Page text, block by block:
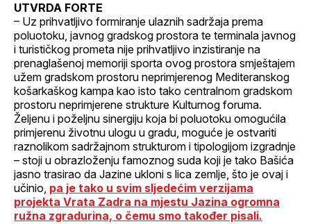
UTVRDA FORTE
– Uz prihvatljivo formiranje ulaznih sadržaja prema
poluotoku, javnog gradskog prostora te terminala javnog
i turističkog prometa nije prihvatljivo inzistiranje na
prenaglašenoj memoriji sporta ovog prostora smještajem
užem gradskom prostoru neprimjerenog Mediteranskog
košarkaškog kampa kao isto tako centralnom gradskom
prostoru neprimjerene strukture Kulturnog foruma.
Željenu i poželjnu sinergiju koja bi poluotoku omogućila
primjerenu životnu ulogu u gradu, moguće je ostvariti
raznolikom sadržajnom strukturom i tipologijom izgradnje
– stoji u obrazloženju famoznog suda koji je tako Bašića
jasno trasirao da Jazine ukloni s lica zemlje, što je ovaj i
učinio, pa je tako u svim sljedećim verzijama
projekta Vrata Zadra na mjestu Jazina ogromna
ružna zgradurina, o čemu smo također pisali.